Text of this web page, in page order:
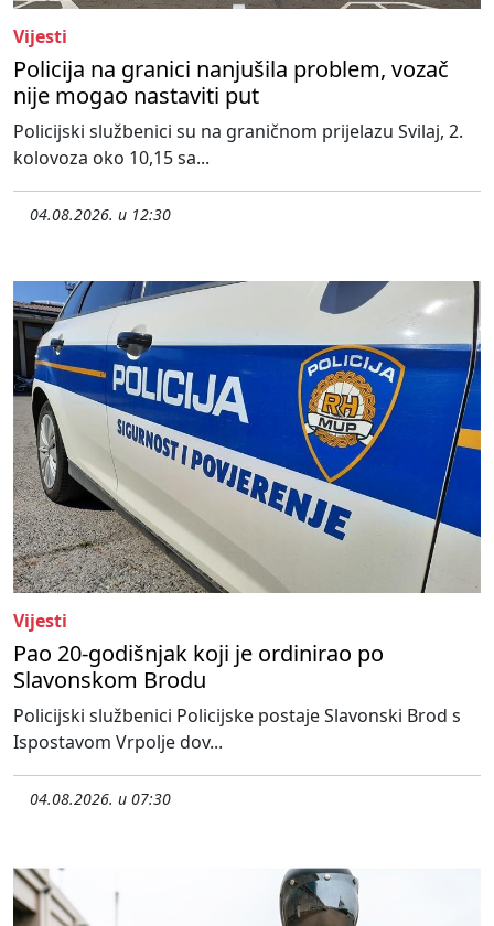
Vijesti
Policija na granici nanjušila problem, vozač
nije mogao nastaviti put
Policijski službenici su na graničnom prijelazu Svilaj, 2.
kolovoza oko 10,15 sa...
04.08.2026. u 12:30
Vijesti
Pao 20-godišnjak koji je ordinirao po
Slavonskom Brodu
Policijski službenici Policijske postaje Slavonski Brod s
Ispostavom Vrpolje dov...
04.08.2026. u 07:30